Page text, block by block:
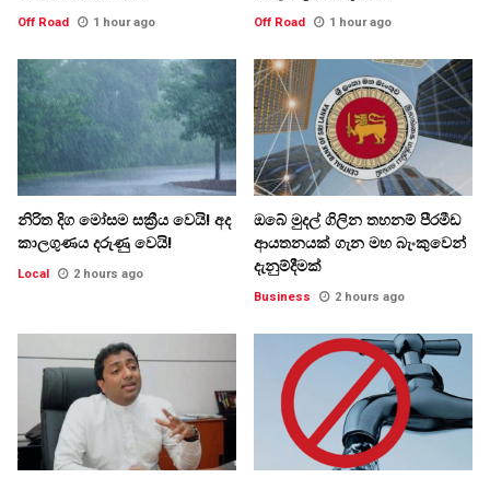
Off Road 1 hour ago Off Road 1 hour ago
නිරිත දිග මෝසම සක්‍රීය වෙයි! අද
කාලගුණය දරුණු වෙයි!
Local 2 hours ago
ඔබේ මුදල් ගිලින තහනම් පීරමීඩ
ආයතනයක් ගැන මහ බැංකුවෙන්
දැනුම්දීමක්
Business 2 hours ago